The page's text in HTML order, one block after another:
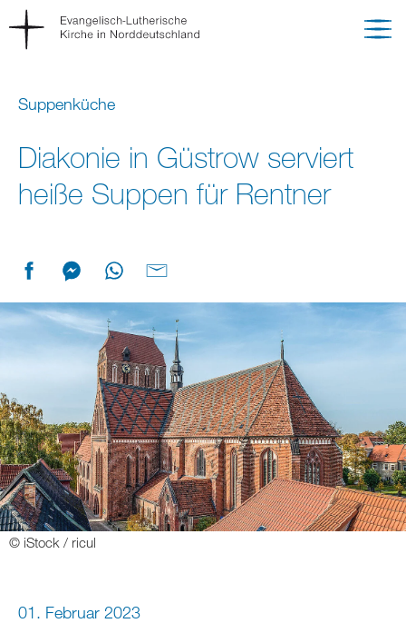
Suppenküche
Diakonie in Güstrow serviert
heiße Suppen für Rentner
© iStock / ricul
01. Februar 2023